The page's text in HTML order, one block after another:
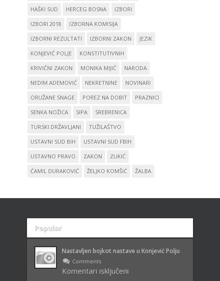
HAŠKI SUD
HERCEG BOSNA
IZBORI
IZBORI 2018
IZBORNA KOMISIJA
IZBORNI REZULTATI
IZBORNI ZAKON
JEZIK
KONJEVIĆ POLJE
KONSTITUTIVNIH
KRIVIČNI ZAKON
MONIKA MIJIĆ
NARODA
NEDIM ADEMOVIĆ
NEKRETNINE
NOVINARI
ORUŽANE SNAGE
POREZ NA DOBIT
PRAZNICI
SENKA NOŽICA
SIPA
SREBRENICA
TURSKI DRŽAVLJANI
TUŽILAŠTVO
USTAVNI SUD BIH
USTAVNI SUD FBIH
USTAVNO PRAVO
ZAKON
ZUKIĆ
ĆAMIL DURAKOVIĆ
ŽELJKO KOMŠIĆ ŽALBA
Popular
Recent Nastavljen bojkot nastave u Konjević Polju
Komentari isključeni
Comments